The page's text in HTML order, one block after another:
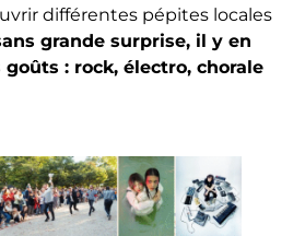
différentes pépites locales
grande surprise, il y en
: rock, électro, chorale